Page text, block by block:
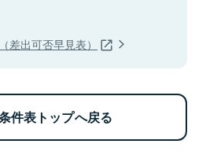
差出可否早見表）
件表トップへ戻る